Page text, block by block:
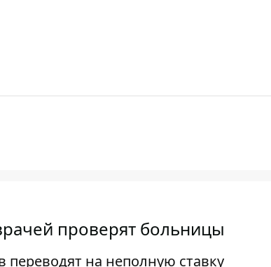
проверят больницы
на неполную ставку